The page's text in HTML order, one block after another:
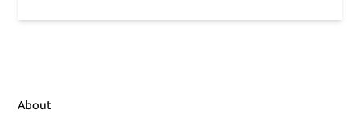
About